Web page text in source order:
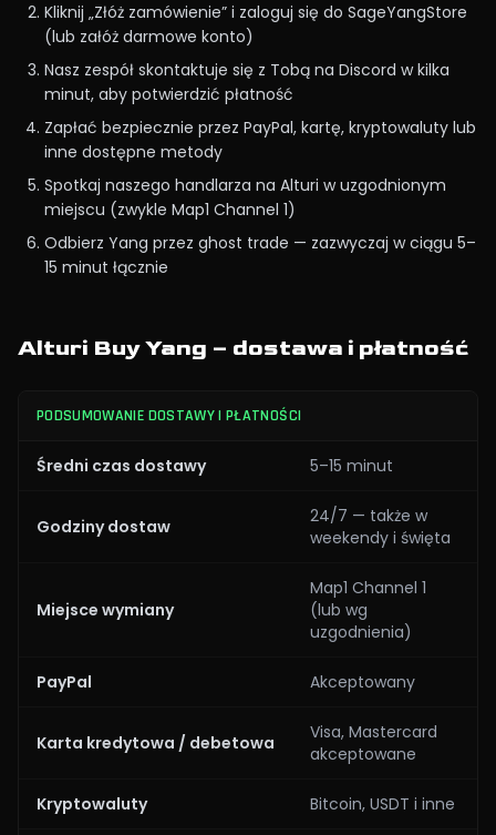
Kliknij „Złóż zamówienie” i zaloguj się do SageYangStore
(lub załóż darmowe konto)
Nasz zespół skontaktuje się z Tobą na Discord w kilka
minut, aby potwierdzić płatność
Zapłać bezpiecznie przez PayPal, kartę, kryptowaluty lub
inne dostępne metody
Spotkaj naszego handlarza na Alturi w uzgodnionym
miejscu (zwykle Map1 Channel 1)
Odbierz Yang przez ghost trade — zazwyczaj w ciągu 5–
15 minut łącznie
Alturi Buy Yang – dostawa i płatność
PODSUMOWANIE DOSTAWY I PŁATNOŚCI
Średni czas dostawy 5–15 minut
Godziny dostaw
24/7 — także w
weekendy i święta
Miejsce wymiany
Map1 Channel 1
(lub wg
uzgodnienia)
PayPal Akceptowany
Karta kredytowa / debetowa
Visa, Mastercard
akceptowane
Kryptowaluty Bitcoin, USDT i inne